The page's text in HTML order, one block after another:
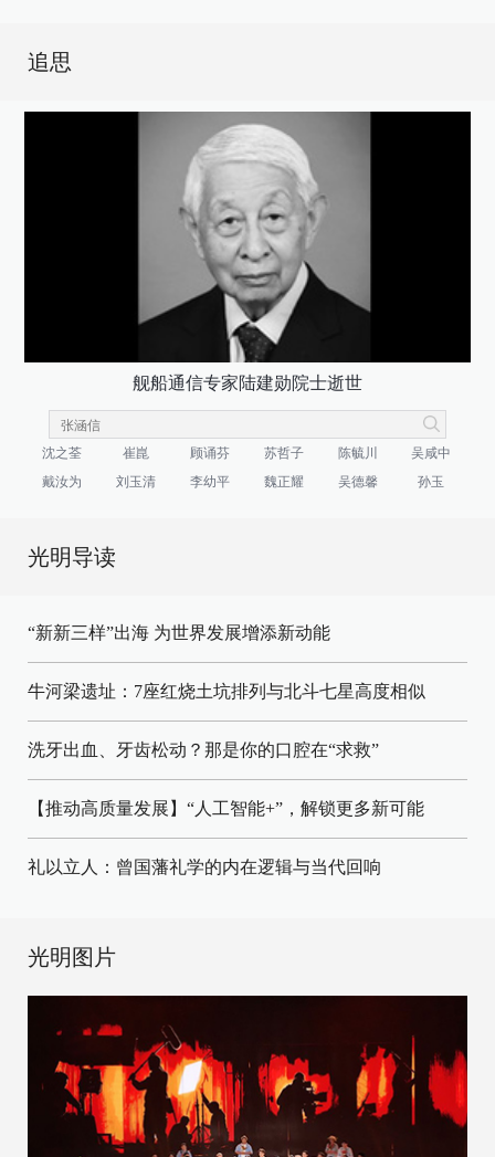
追思
舰船通信专家陆建勋院士逝世
沈之荃 崔崑 顾诵芬 苏哲子 陈毓川
吴咸中
戴汝为
刘玉清 李幼平 魏正耀 吴德馨 孙玉
光明导读
“新新三样”出海 为世界发展增添新动能
牛河梁遗址：7座红烧土坑排列与北斗七星高度相似
洗牙出血、牙齿松动？那是你的口腔在“求救”
【推动高质量发展】“人工智能+”，解锁更多新可能
礼以立人：曾国藩礼学的内在逻辑与当代回响
光明图片